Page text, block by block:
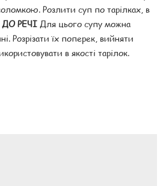
Розлити суп по тарілках, в
ДО РЕЧІ Для цього супу можна
Розрізати їх поперек, вийняти
в якості тарілок.